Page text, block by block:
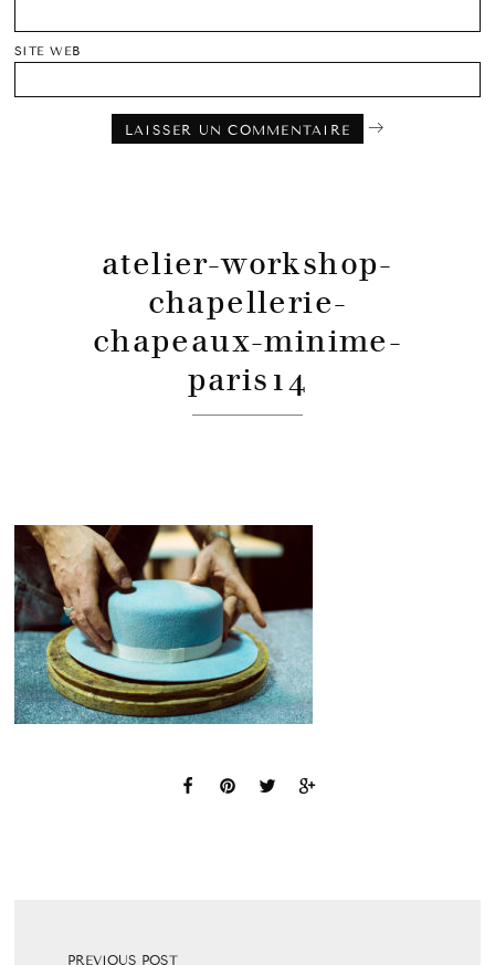
SITE WEB
atelier-workshop-
chapellerie-
chapeaux-minime-
paris14
PREVIOUS POST